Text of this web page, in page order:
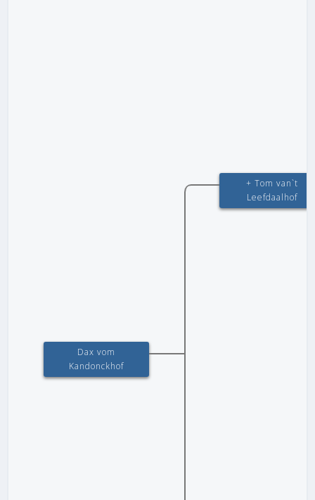
Dax vom
Kandonckhof
+ Tom van`t
Leefdaalhof